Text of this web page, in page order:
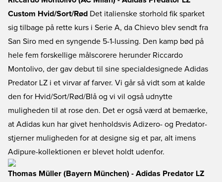
Custom Hvid/Sort/Rød Det italienske storhold fik sparket
sig tilbage på rette kurs i Serie A, da Chievo blev sendt fra
San Siro med en syngende 5-1-lussing. Den kamp bød på
hele fem forskellige målscorere herunder Riccardo
Montolivo, der gav debut til sine specialdesignede Adidas
Predator LZ i et virvar af farver. Vi går så vidt som at kalde
den for Hvid/Sort/Rød/Blå og vi vil også udnytte
muligheden til at rose den. Det er også værd at bemærke,
at Adidas kun har givet henholdsvis Adizero- og Predator-
stjerner muligheden for at designe sig et par, alt imens
Adipure-kollektionen er blevet holdt udenfor.
Thomas Müller (Bayern München) - Adidas Predator LZ